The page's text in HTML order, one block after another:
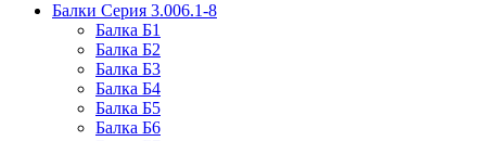
Балки Cерия 3.006.1-8
Балка Б1
Балка Б2
Балка Б3
Балка Б4
Балка Б5
Балка Б6